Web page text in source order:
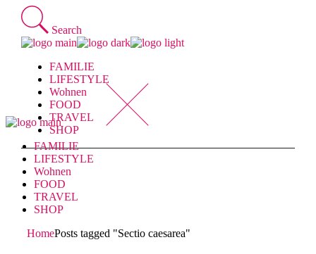
Skip
content
Search
FAMILIE
LIFESTYLE
Wohnen
FOOD
TRAVEL
SHOP
FAMILIE
LIFESTYLE
Wohnen
FOOD
TRAVEL
SHOP
HomePosts tagged "Sectio caesarea"